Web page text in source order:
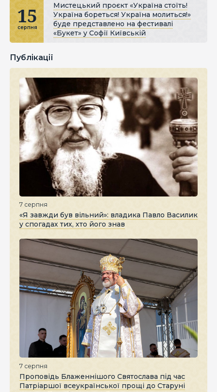
15
серпня
Мистецький проєкт «Україна стоїть!
Україна бореться! Україна молиться!»
буде представлено на фестивалі
«Букет» у Софії Київській
Публікації
7 серпня
«Я завжди був вільний»: владика Павло Василик
у спогадах тих, хто його знав
7 серпня
Проповідь Блаженнішого Святослава під час
Патріаршої всеукраїнської прощі до Старуні